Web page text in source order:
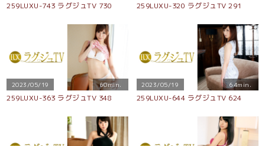
259LUXU-743 ラグジュTV 730 259LUXU-320 ラグジュTV 291
2023/05/19 60min.
259LUXU-363 ラグジュTV 348
2023/05/19 64min.
259LUXU-644 ラグジュTV 624